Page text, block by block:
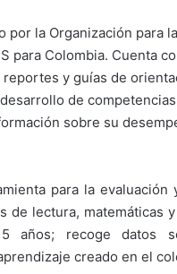
la Organización para
para Colombia. Cuenta
y guías de
de
sobre su
para la evaluación
lectura, matemáticas
años; recoge datos
creado en el